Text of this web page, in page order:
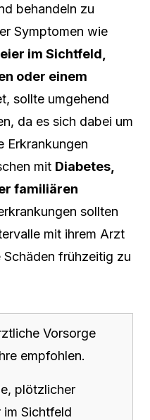
behandeln zu
Symptomen wie
im Sichtfeld,
oder einem
sollte umgehend
da es sich dabei um
Erkrankungen
mit Diabetes,
familiären
sollten
mit ihrem Arzt
frühzeitig zu
Vorsorge
empfohlen.
plötzlicher
im Sichtfeld